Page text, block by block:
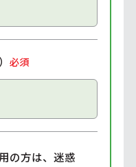
必須
の方は、迷惑